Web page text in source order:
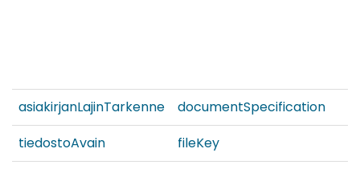
asiakirjanLajinTarkenne documentSpecification
tiedostoAvain
fileKey